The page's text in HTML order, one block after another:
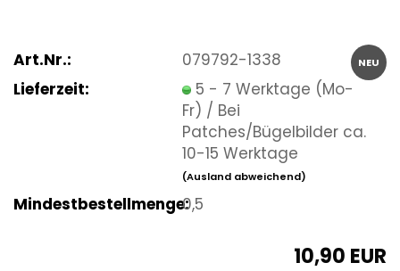
NEU
Art.Nr.:
079792-1338
Lieferzeit:
5 - 7 Werktage (Mo-
Fr) / Bei
Patches/Bügelbilder ca.
10-15 Werktage
(Ausland abweichend)
Mindestbestellmenge:0,5
10,90 EUR